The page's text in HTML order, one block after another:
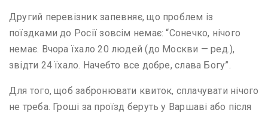
Другий перевізник запевняє, що проблем із
поїздками до Росії зовсім немає: “Сонечко, нічого
немає. Вчора їхало 20 людей (до Москви — ред.),
звідти 24 їхало. Начебто все добре, слава Богу”.
Для того, щоб забронювати квиток, сплачувати нічого
не треба. Гроші за проїзд беруть у Варшаві або після